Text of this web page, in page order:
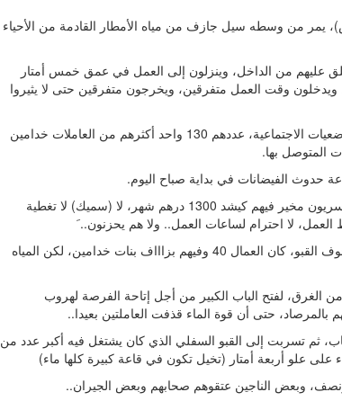
من وسطه سيل جازف من مياه الأمطار القادمة من الأحياء
عليهم من الداخل، وينزلون إلى العمل في عمق خمس أمتار
وقت العمل متفرقين، ويخرجون متفرقين حتى لا يثيروا
*العمال والعاملات من مختلف الأعمار والوضعيات الاجتماعية، عددهم 130 واحد أكثرهم من العاملات خدامين
*لأنه معمل سري، فالعمال طبعا حتى هما سريون مخير فيهم كيشد 1300 درهم شهر، لا (سميك) لا تغطية
العمل، لا احترام لساعات العمل.. ولا هم يحزنون..
*وقت حدوث التسربات الأولى للمياه في جوف القبو، كان العمال 40 وفيهم بزاااف بنات خدامين، لكن المياه
لفتح الباب الكبير من أجل إتاحة الفرصة لهروب
بالمرصاد، حتى أن قوة الماء قذفت العاملتين بعيدا..
ثم تسربت إلى القبو السفلي الذي كان يشتغل فيه أكبر عدد من
على علو أربعة أمتار (تخيل تكون في قاعة كبيرة كلها ماء)
وبعض الناجين عتقوهم صحابهم وبعض الجيران..